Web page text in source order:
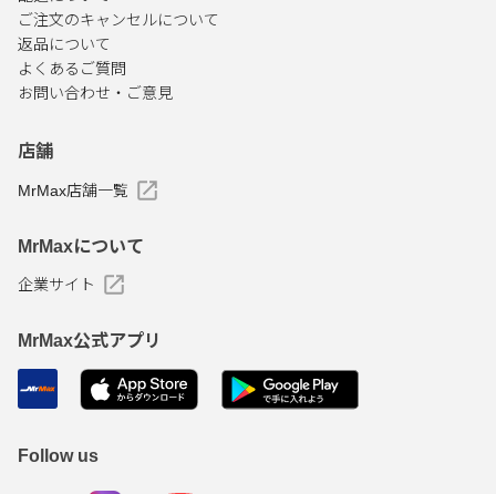
ご注文のキャンセルについて
返品について
よくあるご質問
お問い合わせ・ご意見
店舗
MrMax店舗一覧
MrMaxについて
企業サイト
MrMax公式アプリ
Follow us